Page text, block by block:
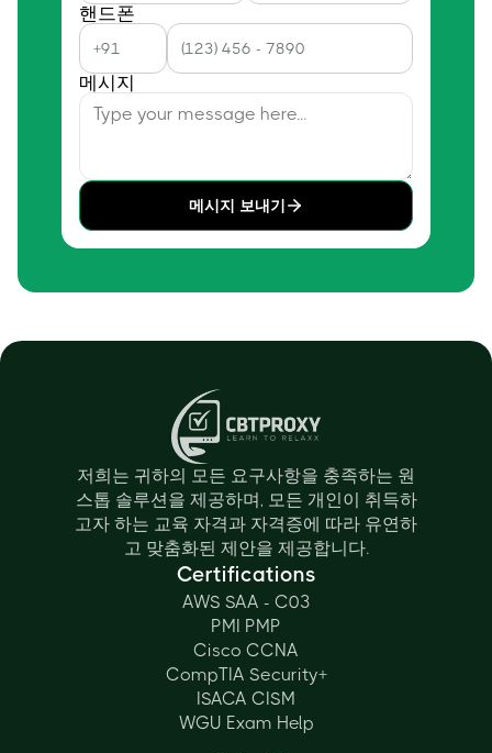
핸드폰
메시지
메시지 보내기
저희는 귀하의 모든 요구사항을 충족하는 원
스톱 솔루션을 제공하며, 모든 개인이 취득하
고자 하는 교육 자격과 자격증에 따라 유연하
고 맞춤화된 제안을 제공합니다.
Certifications
AWS SAA - C03
PMI PMP
Cisco CCNA
CompTIA Security+
ISACA CISM
WGU Exam Help